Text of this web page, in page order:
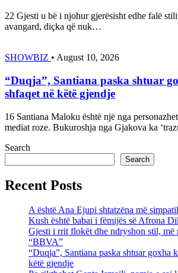
22 Gjesti u bë i njohur gjerësisht edhe falë
avangard, diçka që nuk…
SHOWBIZ • August 10, 2026
“Duqja”, Santiana paska shtuar
shfaqet në këtë gjendje
16 Santiana Maloku është një nga
mediat roze. Bukuroshja nga Gjakova ka
Search
Search
Recent Posts
A është Ana Ejupi shtatzëna më
Kush është babai i fëmijës së Afrona
Gjesti i rrit flokët dhe ndryshon stil, më
“BBVA”
“Duqja”, Santiana paska shtuar goxha
këtë gjendje